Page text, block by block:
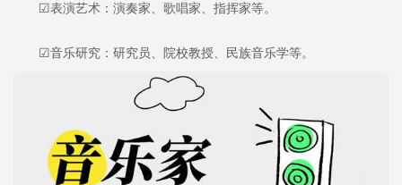
☑表演艺术：演奏家、歌唱家、指挥家等。
☑音乐研究：研究员、院校教授、民族音乐学等。